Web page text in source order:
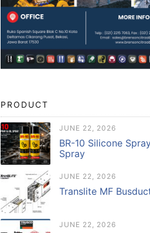
PRODUCT
JUNE 22, 2026
BR-10 Silicone
Spray
JUNE 22, 2026
Translite MF
JUNE 22, 2026